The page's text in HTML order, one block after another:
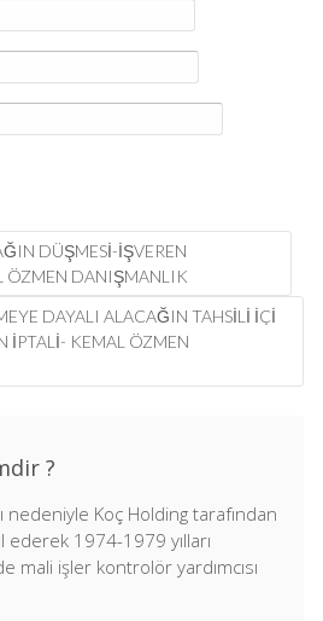
DÜŞMESİ-İŞVEREN
ÖZMEN DANIŞMANLIK
DAYALI ALACAĞIN TAHSİLİ İÇİ
İPTALİ- KEMAL ÖZMEN
?
nedeniyle Koç Holding tarafından
ederek 1974-1979 yılları
mali işler kontrolör yardımcısı